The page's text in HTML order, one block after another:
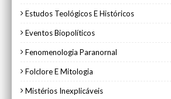
Estudos Teológicos E Históricos
Eventos Biopolíticos
Fenomenologia Paranornal
Folclore E Mitologia
Mistérios Inexplicáveis